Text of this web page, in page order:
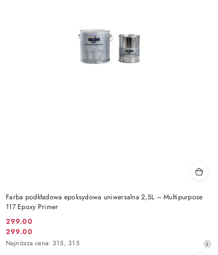
Farba podkładowa epoksydowa uniwersalna 2,5L – Multipurpose
117 Epoxy Primer
Cena
promocyjna:
299.00
Cena
promocyjna:
299.00
Najniższa
Najniższa cena: 315, 315